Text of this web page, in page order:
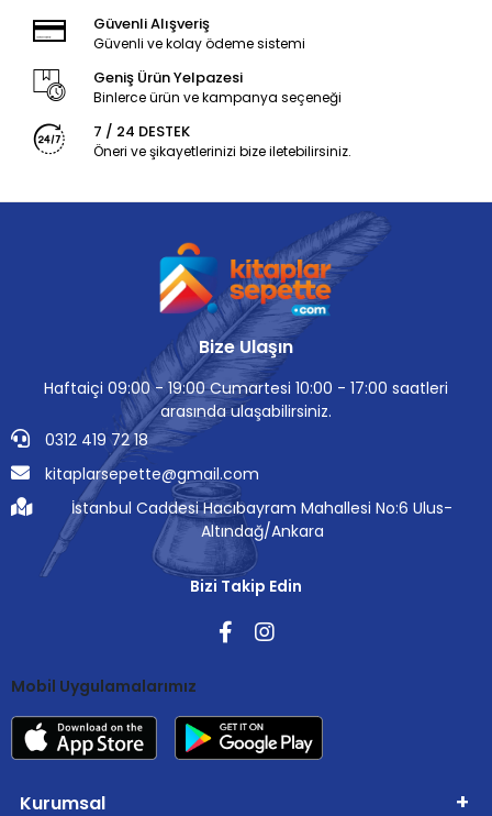
Güvenli Alışveriş
Güvenli ve kolay ödeme sistemi
Geniş Ürün Yelpazesi
Binlerce ürün ve kampanya seçeneği
7 / 24 DESTEK
Öneri ve şikayetlerinizi bize iletebilirsiniz.
Bize Ulaşın
Haftaiçi 09:00 - 19:00 Cumartesi 10:00 - 17:00 saatleri
arasında ulaşabilirsiniz.
0312 419 72 18
kitaplarsepette@gmail.com
İstanbul Caddesi Hacıbayram Mahallesi No:6 Ulus-
Altındağ/Ankara
Bizi Takip Edin
Mobil Uygulamalarımız
Kurumsal